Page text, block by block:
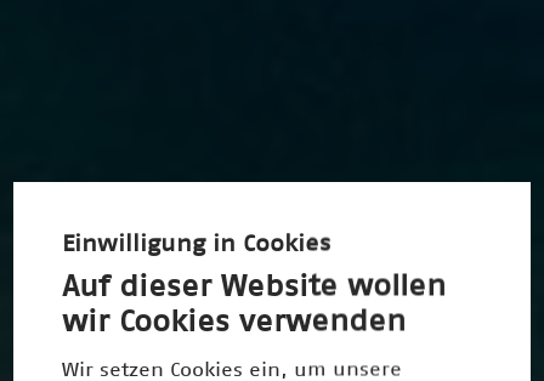
Einwilligung in Cookies
Auf dieser Website wollen
wir Cookies verwenden
Wir setzen Cookies ein, um unsere